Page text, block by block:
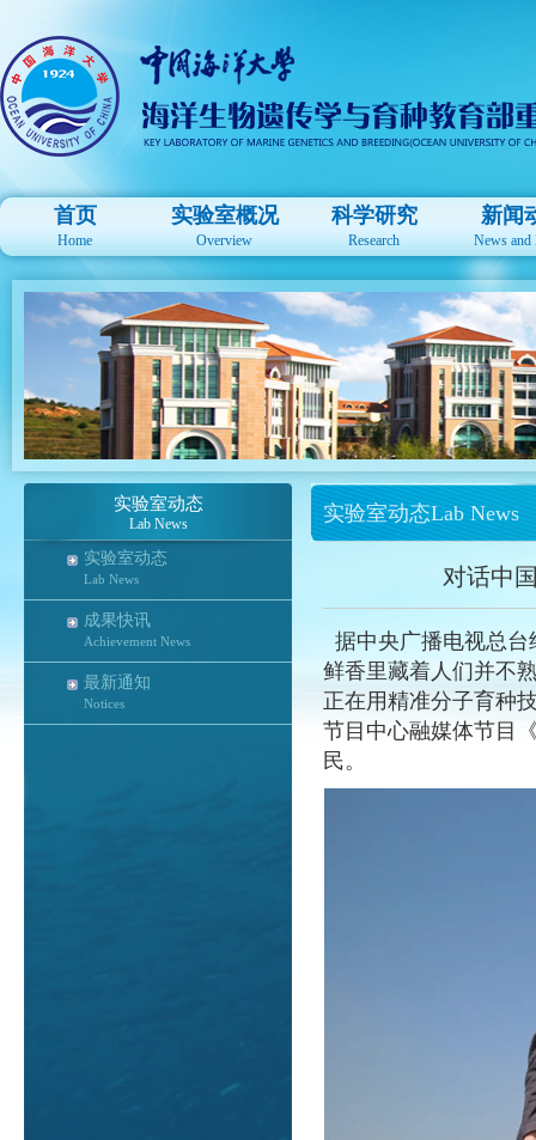
首页
Home
实验室概况
Overview
科学研究
Research
新闻
News and
实验室动态
Lab News
实验室动态
Lab News
成果快讯
Achievement News
最新通知
Notices
实验室动态Lab News
对话中
据中央广播电视总
鲜香里藏着人们并不
正在用精准分子育种
节目中心融媒体节目
民。